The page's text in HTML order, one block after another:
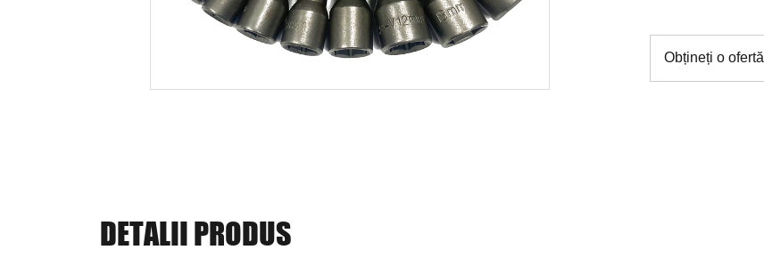
Obțineți o ofertă
DETALII PRODUS